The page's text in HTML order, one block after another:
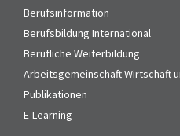
Berufsinformation
Berufsbildung International
Berufliche Weiterbildung
Arbeitsgemeinschaft Wirtschaft
Publikationen
E-Learning